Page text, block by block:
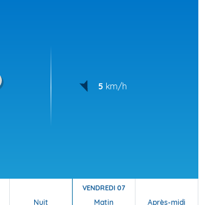
5 km/h
Nuit
VENDREDI 07
Matin Après-midi